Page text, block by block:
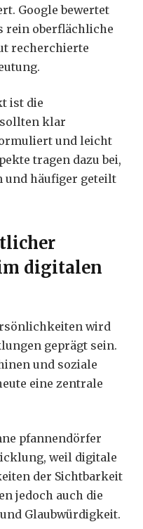
Google bewertet
rein oberflächliche
recherchierte
ist die
klar
und leicht
tragen dazu bei,
und häufiger geteilt
digitalen
wird
geprägt sein.
und soziale
eine zentrale
pfannendörfer
weil digitale
der Sichtbarkeit
jedoch auch die
Glaubwürdigkeit.